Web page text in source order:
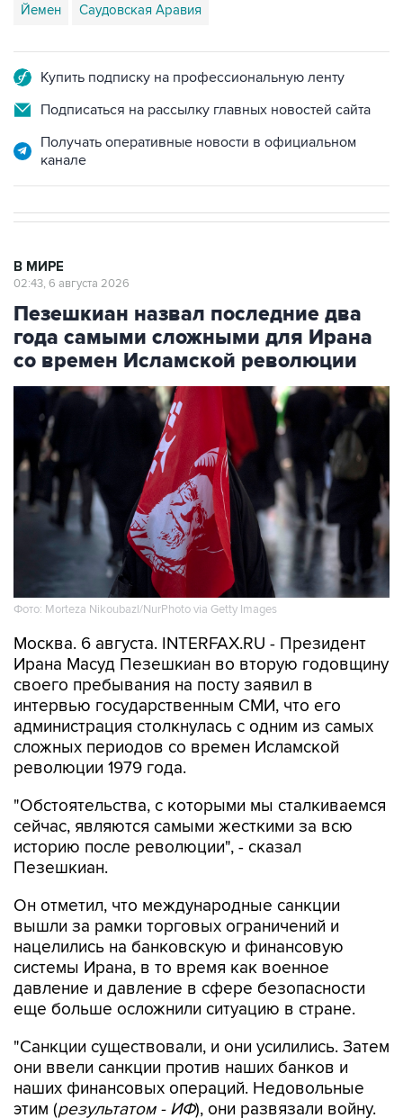
Йемен Саудовская Аравия
Купить подписку на профессиональную ленту
Подписаться на рассылку главных новостей сайта
Получать оперативные новости в официальном
канале
В МИРЕ
02:43, 6 августа 2026
Пезешкиан назвал последние два
года самыми сложными для Ирана
со времен Исламской революции
Фото: Morteza Nikoubazl/NurPhoto via Getty Images
Москва. 6 августа. INTERFAX.RU - Президент
Ирана Масуд Пезешкиан во вторую годовщину
своего пребывания на посту заявил в
интервью государственным СМИ, что его
администрация столкнулась с одним из самых
сложных периодов со времен Исламской
революции 1979 года.
"Обстоятельства, с которыми мы сталкиваемся
сейчас, являются самыми жесткими за всю
историю после революции", - сказал
Пезешкиан.
Он отметил, что международные санкции
вышли за рамки торговых ограничений и
нацелились на банковскую и финансовую
системы Ирана, в то время как военное
давление и давление в сфере безопасности
еще больше осложнили ситуацию в стране.
"Санкции существовали, и они усилились. Затем
они ввели санкции против наших банков и
наших финансовых операций. Недовольные
этим (результатом - ИФ), они развязали войну.